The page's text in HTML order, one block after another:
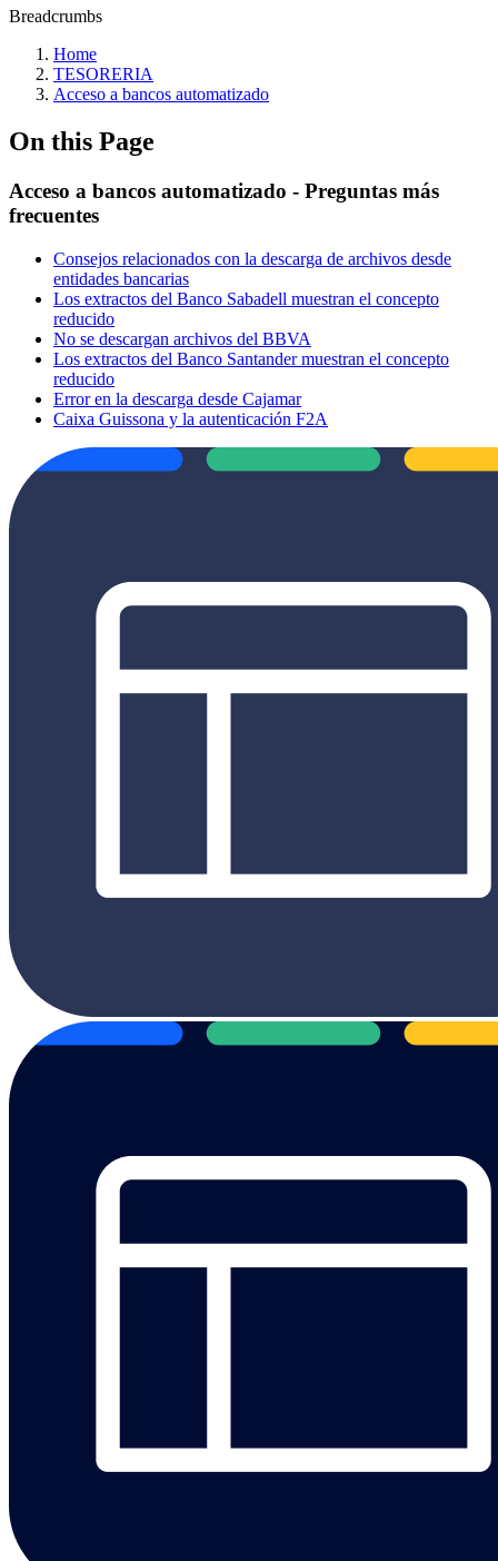
Breadcrumbs
Home
TESORERIA
Acceso a bancos automatizado
On this Page
Acceso a bancos automatizado - Preguntas más
frecuentes
Consejos relacionados con la descarga de archivos desde
entidades bancarias
Los extractos del Banco Sabadell muestran el concepto
reducido
No se descargan archivos del BBVA
Los extractos del Banco Santander muestran el concepto
reducido
Error en la descarga desde Cajamar
Caixa Guissona y la autenticación F2A